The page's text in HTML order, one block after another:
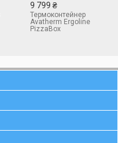
9 799 ₴
Термоконтейнер
Avatherm Ergoline
PizzaBox